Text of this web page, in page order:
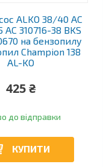
ALKO 38/40 AC
AC 310716-38 BKS
на бензопилу
Champion 138
AL-KO
425 ₴
до відправки
КУПИТИ